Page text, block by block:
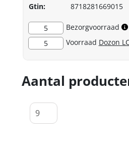
Gtin:
8718281669015
5
Bezorgvoorraad
5
Voorraad Dozon
Aantal